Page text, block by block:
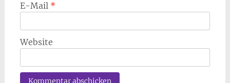
E-Mail *
Website